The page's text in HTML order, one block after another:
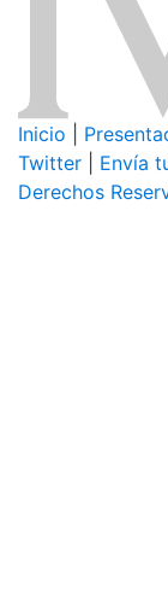
Inicio
Twitter
Envía
Derechos